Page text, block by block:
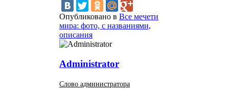
Опубликовано в Все мечети
мира: фото, с названиями,
описания
Administrator
Слово администратора